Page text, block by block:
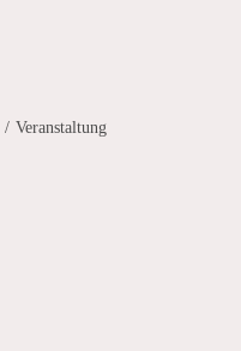
/ Veranstaltung